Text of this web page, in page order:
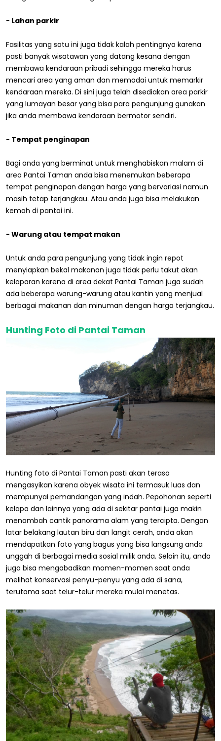
- Lahan parkir
Fasilitas yang satu ini juga tidak kalah pentingnya karena
pasti banyak wisatawan yang datang kesana dengan
membawa kendaraan pribadi sehingga mereka harus
mencari area yang aman dan memadai untuk memarkir
kendaraan mereka. Di sini juga telah disediakan area parkir
yang lumayan besar yang bisa para pengunjung gunakan
jika anda membawa kendaraan bermotor sendiri.
- Tempat penginapan
Bagi anda yang berminat untuk menghabiskan malam di
area Pantai Taman anda bisa menemukan beberapa
tempat penginapan dengan harga yang bervariasi namun
masih tetap terjangkau. Atau anda juga bisa melakukan
kemah di pantai ini.
- Warung atau tempat makan
Untuk anda para pengunjung yang tidak ingin repot
menyiapkan bekal makanan juga tidak perlu takut akan
kelaparan karena di area dekat Pantai Taman juga sudah
ada beberapa warung-warung atau kantin yang menjual
berbagai makanan dan minuman dengan harga terjangkau.
Hunting Foto di Pantai Taman
Hunting foto di Pantai Taman pasti akan terasa
mengasyikan karena obyek wisata ini termasuk luas dan
mempunyai pemandangan yang indah. Pepohonan seperti
kelapa dan lainnya yang ada di sekitar pantai juga makin
menambah cantik panorama alam yang tercipta. Dengan
latar belakang lautan biru dan langit cerah, anda akan
mendapatkan foto yang bagus yang bisa langsung anda
unggah di berbagai media sosial milik anda. Selain itu, anda
juga bisa mengabadikan momen-momen saat anda
melihat konservasi penyu-penyu yang ada di sana,
terutama saat telur-telur mereka mulai menetas.